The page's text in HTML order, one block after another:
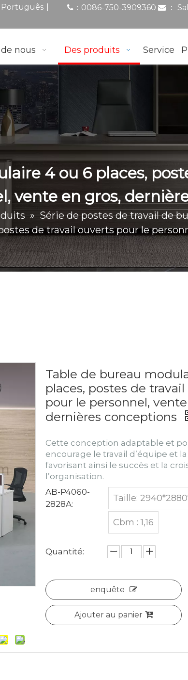
Português ： 0086-750-3909360 ：
nous Des produits Service
4 ou 6 places,
vente en gros,
» Série de postes de travail de
de travail ouverts pour le
Table de bureau
places, postes de
pour le personnel,
dernières conceptions
Cette conception adaptable et
encourage le travail d’équipe et
favorisant ainsi le succès et la
l’organisation.
AB-P4060-
2828A:
Taille:
Cbm : 1,16
Quantité:
enquête
Ajouter au panier